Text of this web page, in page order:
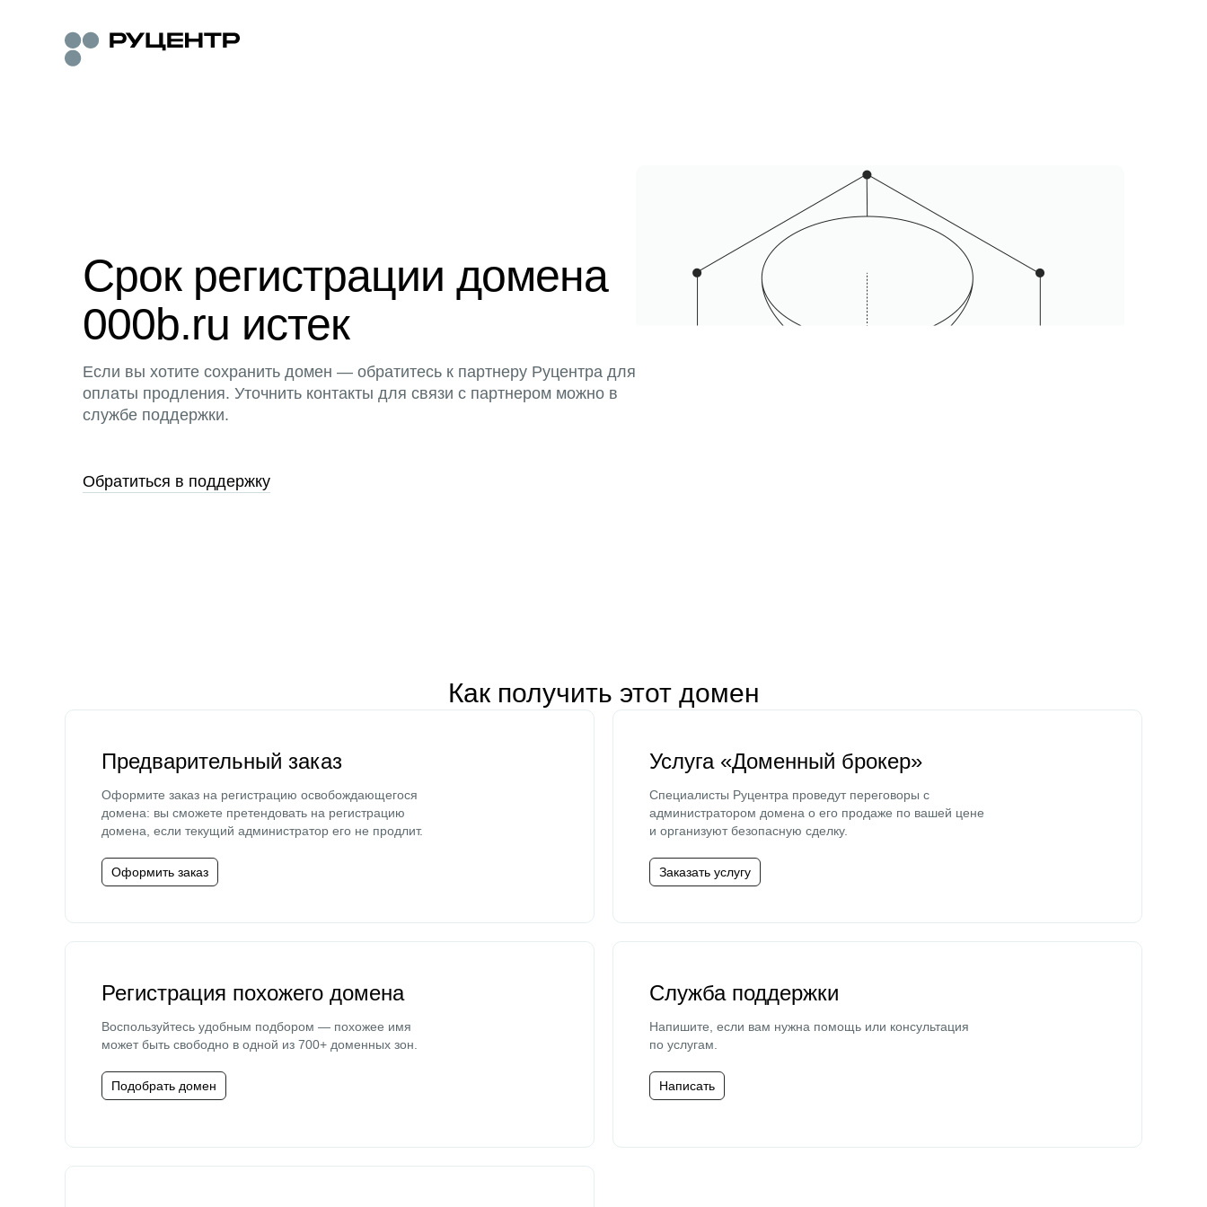
Срок регистрации домена
000b.ru истек
Если вы хотите сохранить домен — обратитесь к партнеру Руцентра для
оплаты продления. Уточнить контакты для связи с партнером можно в
службе поддержки.
Обратиться в поддержку
Как получить этот домен
Предварительный заказ
Оформите заказ на регистрацию освобождающегося
домена: вы сможете претендовать на регистрацию
домена, если текущий администратор его не продлит.
Оформить заказ
Услуга «Доменный брокер»
Специалисты Руцентра проведут переговоры с
администратором домена о его продаже по вашей цене
и организуют безопасную сделку.
Заказать услугу
Регистрация похожего домена
Воспользуйтесь удобным подбором — похожее имя
может быть свободно в одной из 700+ доменных зон.
Подобрать домен
Служба поддержки
Напишите, если вам нужна помощь или консультация
по услугам.
Написать